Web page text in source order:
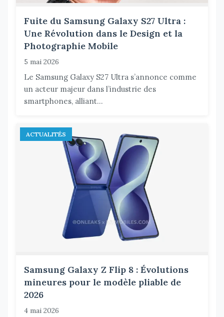
Fuite du Samsung Galaxy S27 Ultra :
Une Révolution dans le Design et la
Photographie Mobile
5 mai 2026
Le Samsung Galaxy S27 Ultra s’annonce comme
un acteur majeur dans l’industrie des
smartphones, alliant...
ACTUALITÉS
Samsung Galaxy Z Flip 8 : Évolutions
mineures pour le modèle pliable de
2026
4 mai 2026